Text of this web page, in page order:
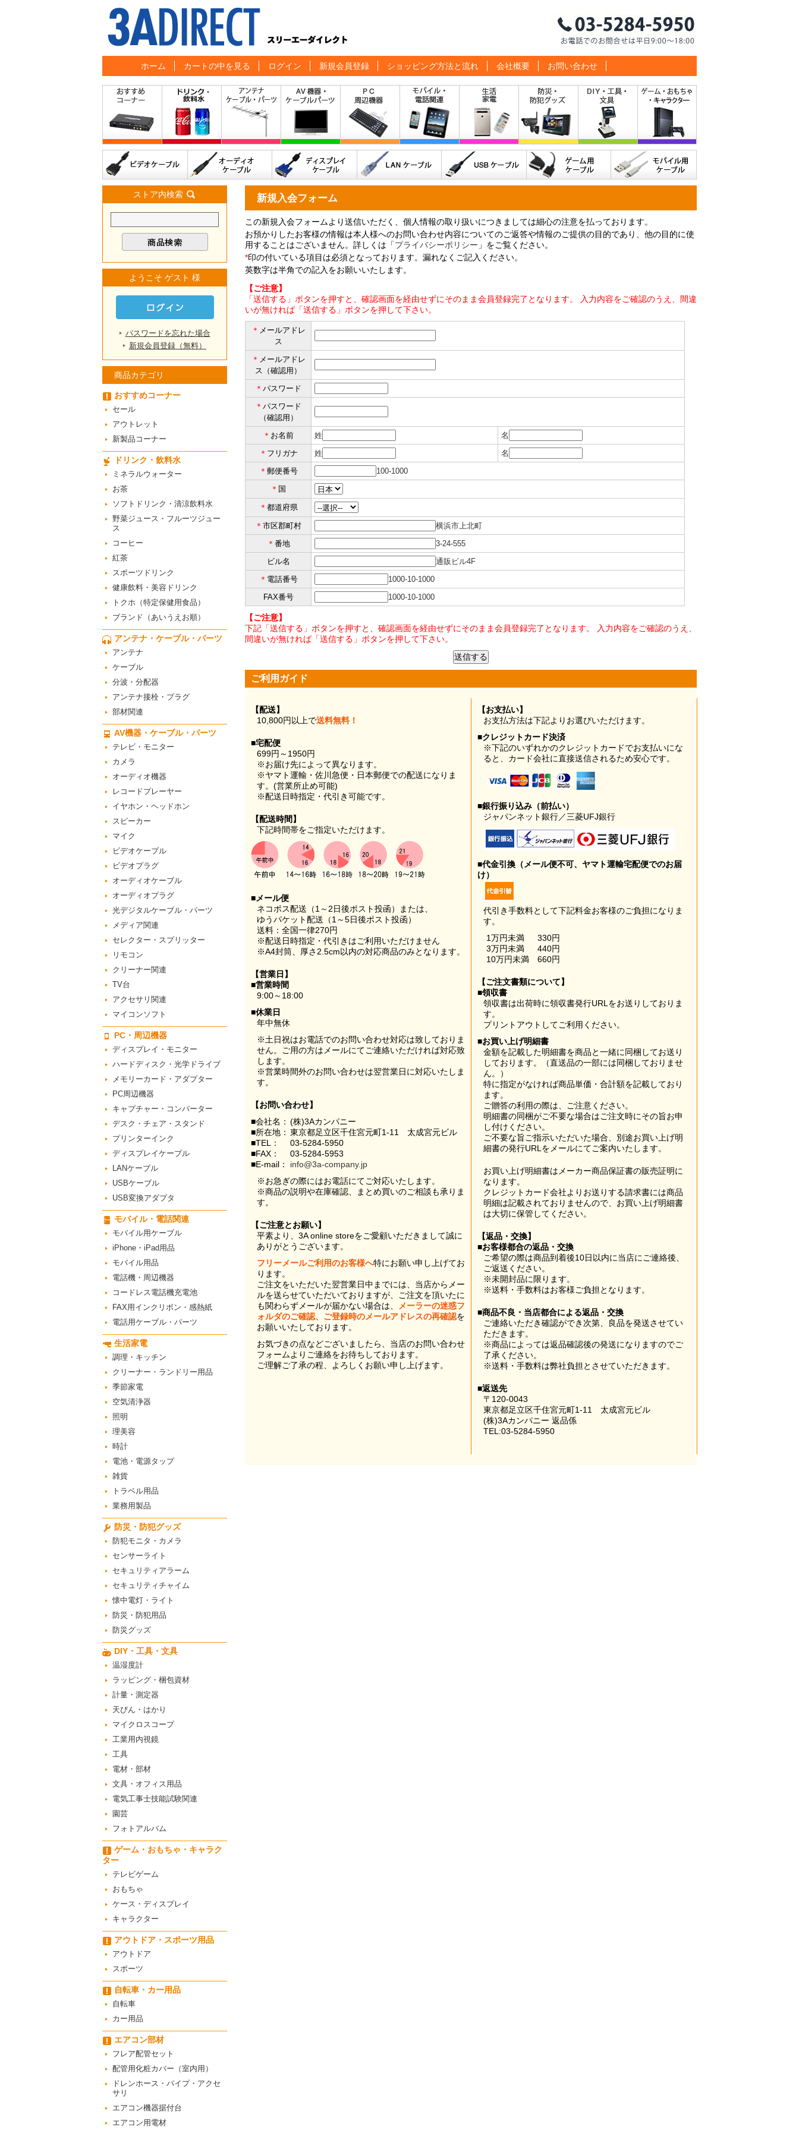
ホーム カートの中を見る ログイン 新規会員登録 ショッピング方法と流れ 会社概要 お問い合わせ
新規入会フォーム
この新規入会フォームより送信いただく、個人情報の取り扱いにつきましては細心の注意を払っております。
お預かりしたお客様の情報は本人様へのお問い合わせ内容についてのご返答や情報のご提供の目的であり、他の目的に使
用することはございません。詳しくは「プライバシーポリシー 」をご覧ください。
*印の付いている項目は必須となっております。漏れなくご記入ください。
英数字は半角での記入をお願いいたします。
【ご注意】
「送信する」ボタンを押すと、確認画面を経由せずにそのまま会員登録完了となります。 入力内容をご確認のうえ、間違
いが無ければ「送信する」ボタンを押して下さい。
＊ メールアドレ
ス
＊ メールアドレ
ス（確認用）
＊ パスワード
＊ パスワード
（確認用）
＊ お名前 姓
名
＊ フリガナ 姓
名
＊ 郵便番号
100-1000
＊ 国
＊ 都道府県
＊ 市区郡町村
横浜市上北町
＊ 番地
3-24-555
ビル名
通販ビル4F
＊ 電話番号
1000-10-1000
FAX番号
1000-10-1000
【ご注意】
下記「送信する」ボタンを押すと、確認画面を経由せずにそのまま会員登録完了となります。 入力内容をご確認のうえ、
間違いが無ければ「送信する」ボタンを押して下さい。
ご利用ガイド
【配送】
10,800円以上で送料無料！
■宅配便
699円～1950円
※お届け先によって異なります。
※ヤマト運輸・佐川急便・日本郵便での配送になりま
す。(営業所止め可能)
※配送日時指定・代引き可能です。
【配送時間】
下記時間帯をご指定いただけます。
■メール便
ネコポス配送（1～2日後ポスト投函）または、
ゆうパケット配送（1～5日後ポスト投函）
送料：全国一律270円
※配送日時指定・代引きはご利用いただけません
※A4封筒、厚さ2.5cm以内の対応商品のみとなります。
【営業日】
■営業時間
9:00～18:00
■休業日
年中無休
※土日祝はお電話でのお問い合わせ対応は致しておりま
せん。ご用の方はメールにてご連絡いただければ対応致
します。
※営業時間外のお問い合わせは翌営業日に対応いたしま
す。
【お問い合わせ】
■会社名： (株)3Aカンパニー
■所在地： 東京都足立区千住宮元町1-11 太成宮元ビル
■TEL：
03-5284-5950
■FAX：
03-5284-5953
■E-mail：
info@3a-company.jp
※お急ぎの際にはお電話にてご対応いたします。
※商品の説明や在庫確認、まとめ買いのご相談も承りま
す。
【ご注意とお願い】
平素より、3A online storeをご愛顧いただきまして誠に
ありがとうございます。
フリーメールご利用のお客様へ特にお願い申し上げてお
ります。
ご注文をいただいた翌営業日中までには、当店からメー
ルを送らせていただいておりますが、ご注文を頂いたに
も関わらずメールが届かない場合は、
メーラーの迷惑フ
ォルダのご確認、ご登録時のメールアドレスの再確認を
お願いいたしております。
お気づきの点などございましたら、当店のお問い合わせ
フォームよりご連絡をお待ちしております。
ご理解ご了承の程、よろしくお願い申し上げます。
【お支払い】
お支払方法は下記よりお選びいただけます。
■クレジットカード決済
※下記のいずれかのクレジットカードでお支払いにな
ると、カード会社に直接送信されるため安心です。
■銀行振り込み（前払い）
ジャパンネット銀行／三菱UFJ銀行
■代金引換（メール便不可、ヤマト運輸宅配便でのお届
け）
代引き手数料として下記料金お客様のご負担になりま
す。
1万円未満
330円
3万円未満
440円
10万円未満
660円
【ご注文書類について】
■領収書
領収書は出荷時に領収書発行URLをお送りしておりま
す。
プリントアウトしてご利用ください。
■お買い上げ明細書
金額を記載した明細書を商品と一緒に同梱してお送り
しております。（直送品の一部には同梱しておりませ
ん。）
特に指定がなければ商品単価・合計額を記載しており
ます。
ご贈答の利用の際は、ご注意ください。
明細書の同梱がご不要な場合はご注文時にその旨お申
し付けください。
ご不要な旨ご指示いただいた場合、別途お買い上げ明
細書の発行URLをメールにてご案内いたします。
お買い上げ明細書はメーカー商品保証書の販売証明に
なります。
クレジットカード会社よりお送りする請求書には商品
明細は記載されておりませんので、お買い上げ明細書
は大切に保管してください。
【返品・交換】
■お客様都合の返品・交換
ご希望の際は商品到着後10日以内に当店にご連絡後、
ご返送ください。
※未開封品に限ります。
※送料・手数料はお客様ご負担となります。
■商品不良・当店都合による返品・交換
ご連絡いただき確認ができ次第、良品を発送させてい
ただきます。
※商品によっては返品確認後の発送になりますのでご
了承ください。
※送料・手数料は弊社負担とさせていただきます。
■返送先
〒120-0043
東京都足立区千住宮元町1-11 太成宮元ビル
(株)3Aカンパニー 返品係
TEL:03-5284-5950
ストア内検索
ようこそ ゲスト 様
パスワードを忘れた場合
新規会員登録（無料）
商品カテゴリ
おすすめコーナー
セール
アウトレット
新製品コーナー
ドリンク・飲料水
ミネラルウォーター
お茶
ソフトドリンク・清涼飲料水
野菜ジュース・フルーツジュー
ス
コーヒー
紅茶
スポーツドリンク
健康飲料・美容ドリンク
トクホ（特定保健用食品）
ブランド（あいうえお順）
アンテナ・ケーブル・パーツ
アンテナ
ケーブル
分波・分配器
アンテナ接栓・プラグ
部材関連
AV機器・ケーブル・パーツ
テレビ・モニター
カメラ
オーディオ機器
レコードプレーヤー
イヤホン・ヘッドホン
スピーカー
マイク
ビデオケーブル
ビデオプラグ
オーディオケーブル
オーディオプラグ
光デジタルケーブル・パーツ
メディア関連
セレクター・スプリッター
リモコン
クリーナー関連
TV台
アクセサリ関連
マイコンソフト
PC・周辺機器
ディスプレイ・モニター
ハードディスク・光学ドライブ
メモリーカード・アダプター
PC周辺機器
キャプチャー・コンバーター
デスク・チェア・スタンド
プリンターインク
ディスプレイケーブル
LANケーブル
USBケーブル
USB変換アダプタ
モバイル・電話関連
モバイル用ケーブル
iPhone・iPad用品
モバイル用品
電話機・周辺機器
コードレス電話機充電池
FAX用インクリボン・感熱紙
電話用ケーブル・パーツ
生活家電
調理・キッチン
クリーナー・ランドリー用品
季節家電
空気清浄器
照明
理美容
時計
電池・電源タップ
雑貨
トラベル用品
業務用製品
防災・防犯グッズ
防犯モニタ・カメラ
センサーライト
セキュリティアラーム
セキュリティチャイム
懐中電灯・ライト
防災・防犯用品
防災グッズ
DIY・工具・文具
温湿度計
ラッピング・梱包資材
計量・測定器
天びん・はかり
マイクロスコープ
工業用内視鏡
工具
電材・部材
文具・オフィス用品
電気工事士技能試験関連
園芸
フォトアルバム
ゲーム・おもちゃ・キャラク
ター
テレビゲーム
おもちゃ
ケース・ディスプレイ
キャラクター
アウトドア・スポーツ用品
アウトドア
スポーツ
自転車・カー用品
自転車
カー用品
エアコン部材
フレア配管セット
配管用化粧カバー（室内用）
ドレンホース・パイプ・アクセ
サリ
エアコン機器据付台
エアコン用電材